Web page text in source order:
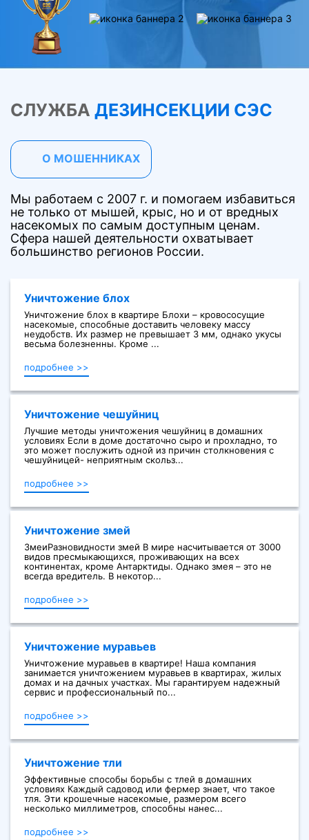
СЛУЖБА ДЕЗИНСЕКЦИИ СЭС
О МОШЕННИКАХ
Мы работаем с 2007 г. и помогаем избавиться
не только от мышей, крыс, но и от вредных
насекомых по самым доступным ценам.
Сфера нашей деятельности охватывает
большинство регионов России.
Уничтожение блох
Уничтожение блох в квартире Блохи – кровососущие
насекомые, способные доставить человеку массу
неудобств. Их размер не превышает 3 мм, однако укусы
весьма болезненны. Кроме ...
подробнее >>
Уничтожение чешуйниц
Лучшие методы уничтожения чешуйниц в домашних
условиях Если в доме достаточно сыро и прохладно, то
это может послужить одной из причин столкновения с
чешуйницей- неприятным скольз...
подробнее >>
Уничтожение змей
ЗмеиРазновидности змей В мире насчитывается от 3000
видов пресмыкающихся, проживающих на всех
континентах, кроме Антарктиды. Однако змея – это не
всегда вредитель. В некотор...
подробнее >>
Уничтожение муравьев
Уничтожение муравьев в квартире! Наша компания
занимается уничтожением муравьев в квартирах, жилых
домах и на дачных участках. Мы гарантируем надежный
сервис и профессиональный по...
подробнее >>
Уничтожение тли
Эффективные способы борьбы с тлей в домашних
условиях Каждый садовод или фермер знает, что такое
тля. Эти крошечные насекомые, размером всего
несколько миллиметров, способны нанес...
подробнее >>